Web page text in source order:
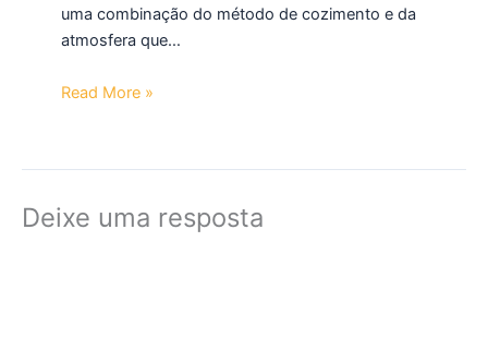
uma combinação do método de cozimento e da
atmosfera que…
Read More »
Deixe uma resposta